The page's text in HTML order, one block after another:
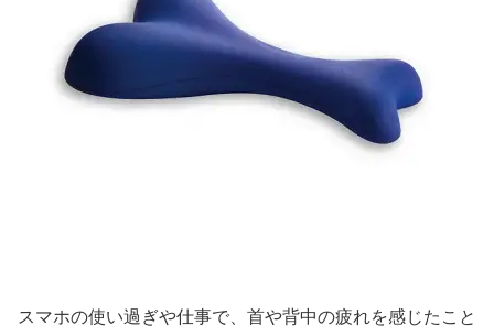
スマホの使い過ぎや仕事で、首や背中の疲れを感じたこと